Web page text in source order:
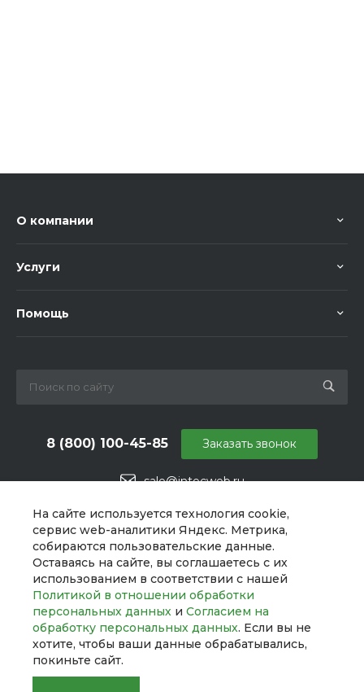
На сайте используется технология cookie,
сервис web-аналитики Яндекс. Метрика,
собираются пользовательские данные.
Оставаясь на сайте, вы соглашаетесь с их
использованием в соответствии с нашей
Политикой в отношении обработки
персональных данных и Согласием на
обработку персональных данных. Если вы не
хотите, чтобы ваши данные обрабатывались,
покиньте сайт.
О компании
Услуги
Помощь
sale@intecweb.ru
8 (800) 100-45-85
г. Москва, ул. Даниловский Вал, 1
Заказать звонок